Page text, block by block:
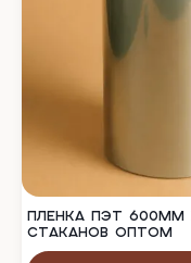
ПЛЕНКА ПЭТ 600ММ
СТАКАНОВ ОПТОМ